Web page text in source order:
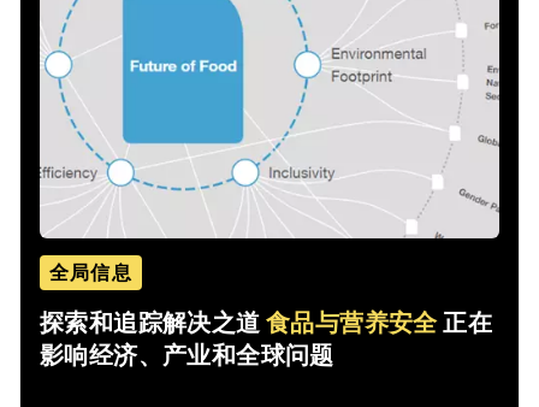
全局信息
探索和追踪解决之道食品与营养安全正在
影响经济、产业和全球问题